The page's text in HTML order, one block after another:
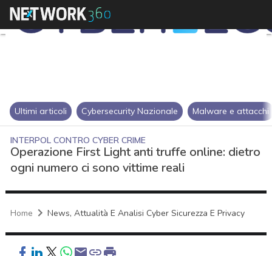
Ultimi articoli Cybersecurity Nazionale Malware e attacchi
INTERPOL CONTRO CYBER CRIME
Operazione First Light anti truffe online: dietro
ogni numero ci sono vittime reali
Home News, Attualità E Analisi Cyber Sicurezza E Privacy